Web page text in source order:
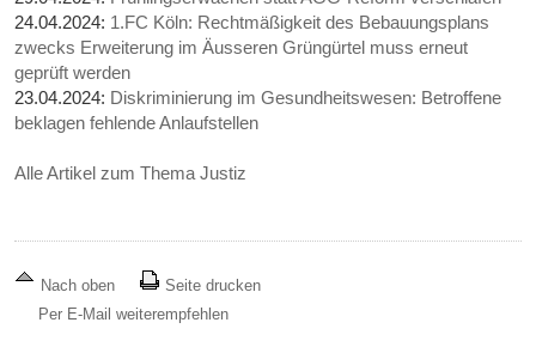
24.04.2024: 1.FC Köln: Rechtmäßigkeit des Bebauungsplans
zwecks Erweiterung im Äusseren Grüngürtel muss erneut
geprüft werden
23.04.2024: Diskriminierung im Gesundheitswesen: Betroffene
beklagen fehlende Anlaufstellen
Alle Artikel zum Thema Justiz
Nach oben
Seite drucken
Per E-Mail weiterempfehlen